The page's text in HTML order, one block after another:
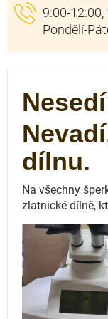
dílnu.
Na všechny
zlatnické dílně,